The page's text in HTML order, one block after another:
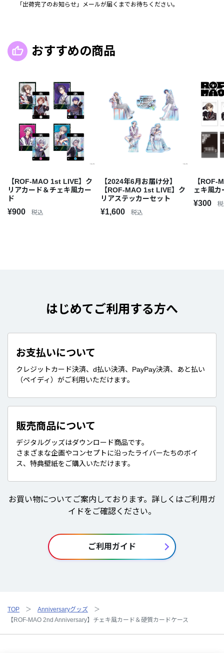
「出荷完了のお知らせ」メールが届くまでお待ちください。
おすすめの商品
【ROF-MAO 1st LIVE】ク
リアカード＆チェキ風カー
ド
¥900 税込
【2024年6月お届け分】
【ROF-MAO 1st LIVE】ク
リアステッカーセット
¥1,600 税込
【ROF-
ェキ風カ
¥300
はじめてご利用する方へ
お支払いについて
クレジットカード決済、d払い決済、PayPay決済、あと払い
（ペイディ）がご利用いただけます。
販売商品について
デジタルグッズはダウンロード商品です。
さまざまな企画やコンセプトに沿ったライバーたちのボイ
ス、特典壁紙をご購入いただけます。
お買い物についてご案内しております。詳しくはご利用ガ
イドをご確認ください。
ご利用ガイド
TOP
Anniversaryグッズ
【ROF-MAO 2nd Anniversary】チェキ風カード＆硬質カードケース